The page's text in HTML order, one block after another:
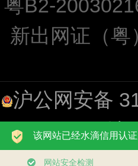
粤B2-
新出网证（粤
沪公网安备
址